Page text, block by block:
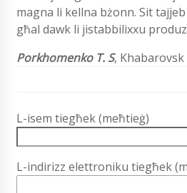
magna li kellna bżonn. Sit
għal dawk li jistabbilixxu
Porkhomenko T. S, Khabarovsk
L-isem tiegħek (meħtieġ)
L-indirizz elettroniku tiegħek